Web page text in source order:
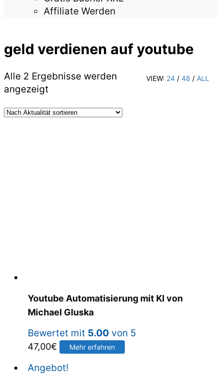
Affiliate Werden
geld verdienen auf youtube
VIEW: 24 / 48 / ALL
Alle 2 Ergebnisse werden
angezeigt
sortiert
Youtube Automatisierung mit KI von
Michael Gluska
Bewertet mit 5.00 von 5
47,00€ Mehr erfahren
Angebot!